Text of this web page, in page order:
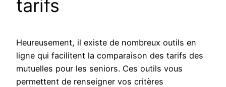
tarifs
Heureusement, il existe de nombreux outils en
ligne qui facilitent la comparaison des tarifs des
mutuelles pour les seniors. Ces outils vous
permettent de renseigner vos critères